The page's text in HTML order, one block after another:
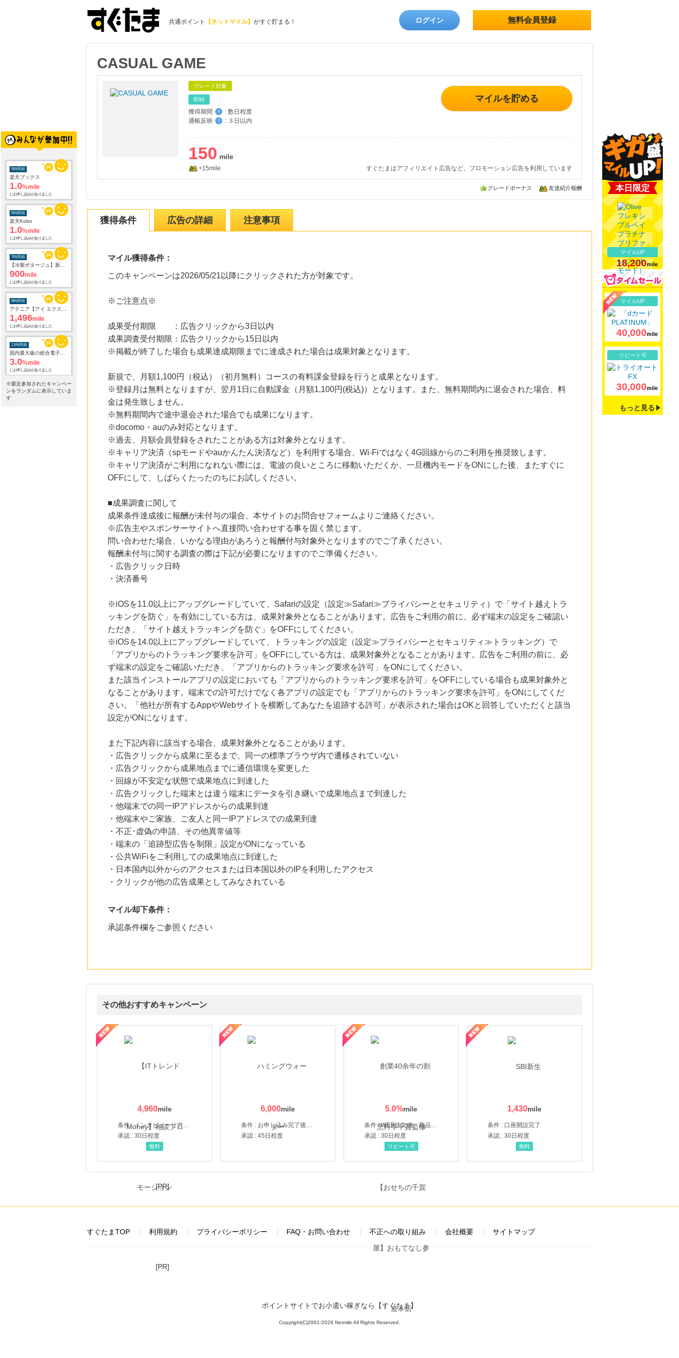
共通ポイント 【ネットマイル】 がすぐ貯まる！ ログイン 無料会員登録
5時間前
楽天ブックス
1.0%mile
にお申し込みがありました
5時間前
楽天Kobo
1.0%mile
にお申し込みがありました
7時間前
900mile
にお申し込みがありました
9時間前
1,496mile
にお申し込みがありました
11時間前
3.0%mile
にお申し込みがありました
11時間前
Yahoo!ショッピング
※最近参加されたキャンペー
ンをランダムに表示していま
す
CASUAL GAME
グレード対象
即時
獲得期間 ？ : 数日程度
通帳反映
？ : ３日以内
マイルを貯める
150
+15mile すぐたまはアフィリエイト広告など、プロモーション広告を利用しています
グレードボーナス 友達紹介報酬
獲得条件 広告の詳細 注意事項
マイル獲得条件：
このキャンペーンは2026/05/21以降にクリックされた方が対象です。
※ご注意点※
成果受付期限 ：広告クリックから3日以内
成果調査受付期限：広告クリックから15日以内
※掲載が終了した場合も成果達成期限までに達成された場合は成果対象となります。
新規で、月額1,100円（税込）（初月無料）コースの有料課金登録を行うと成果となります。
※登録月は無料となりますが、翌月1日に自動課金（月額1,100円(税込)）となります。また、無料期間内に退会された場合、料
金は発生致しません。
※無料期間内で途中退会された場合でも成果になります。
※docomo・auのみ対応となります。
※過去、月額会員登録をされたことがある方は対象外となります。
※キャリア決済（spモードやauかんたん決済など）を利用する場合、Wi-Fiではなく4G回線からのご利用を推奨致します。
※キャリア決済がご利用になれない際には、電波の良いところに移動いただくか、一旦機内モードをONにした後、またすぐに
OFFにして、しばらくたったのちにお試しください。
■成果調査に関して
成果条件達成後に報酬が未付与の場合、本サイトのお問合せフォームよりご連絡ください。
※広告主やスポンサーサイトへ直接問い合わせする事を固く禁じます。
問い合わせた場合、いかなる理由があろうと報酬付与対象外となりますのでご了承ください。
報酬未付与に関する調査の際は下記が必要になりますのでご準備ください。
・広告クリック日時
・決済番号
※iOSを11.0以上にアップグレードしていて、Safariの設定（設定≫Safari≫プライバシーとセキュリティ）で「サイト越えトラ
ッキングを防ぐ」を有効にしている方は、成果対象外となることがあります。広告をご利用の前に、必ず端末の設定をご確認い
ただき、「サイト越えトラッキングを防ぐ」をOFFにしてください。
※iOSを14.0以上にアップグレードしていて、トラッキングの設定（設定≫プライバシーとセキュリティ≫トラッキング）で
「アプリからのトラッキング要求を許可」をOFFにしている方は、成果対象外となることがあります。広告をご利用の前に、必
ず端末の設定をご確認いただき、「アプリからのトラッキング要求を許可」をONにしてください。
また該当インストールアプリの設定においても「アプリからのトラッキング要求を許可」をOFFにしている場合も成果対象外と
なることがあります。端末での許可だけでなく各アプリの設定でも「アプリからのトラッキング要求を許可」をONにしてくだ
さい。「他社が所有するAppやWebサイトを横断してあなたを追跡する許可」が表示された場合はOKと回答していただくと該当
設定がONになります。
また下記内容に該当する場合、成果対象外となることがあります。
・広告クリックから成果に至るまで、同一の標準ブラウザ内で遷移されていない
・広告クリックから成果地点までに通信環境を変更した
・回線が不安定な状態で成果地点に到達した
・広告クリックした端末とは違う端末にデータを引き継いで成果地点まで到達した
・他端末での同一IPアドレスからの成果到達
・他端末やご家族、ご友人と同一IPアドレスでの成果到達
・不正･虚偽の申請、その他異常値等
・端末の「追跡型広告を制限」設定がONになっている
・公共WiFiをご利用しての成果地点に到達した
・日本国内以外からのアクセスまたは日本国以外のIPを利用したアクセス
・クリックが他の広告成果としてみなされている
マイル却下条件：
承認条件欄をご参照ください
その他おすすめキャンペーン
4,960
条件 : インタビューヒアリング完了
承認 : 30日程度
無料
6,000
条件 : お申し込み完了後、決済登録完了と1ヶ月以内のサーバー初回設置。
承認 : 45日程度
5.0%
条件 : WEB注文後、商品受け取り+入金確認時点
承認 : 30日程度
創業40余年の割烹料亭千賀監修【おせちの千賀屋】おもてなし参道本店
リピート可
1,430
条件 : 口座開設完了
承認 : 30日程度
SBI新生銀行「口座開設」
無料
本日限定
マイルUP
18,200mile
マイルUP
40,000mile
リピート可
30,000mile
もっと見る
[PR]
すぐたまTOP 利用規約 プライバシーポリシー FAQ・お問い合わせ 不正への取り組み 会社概要 サイトマップ
[PR]
ポイントサイトでお小遣い稼ぎなら【すぐたま】
Copyright(C)2001-2026 Netmile All Rights Reserved.